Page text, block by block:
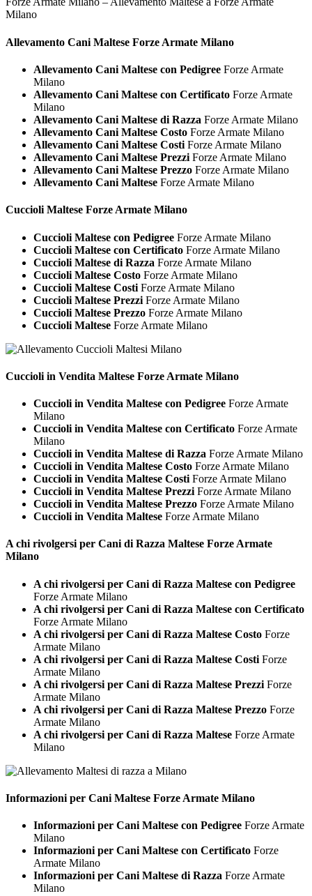
Milano
Allevamento Cani Maltese Forze Armate Milano
Allevamento Cani Maltese con Pedigree Forze Armate
Milano
Allevamento Cani Maltese con Certificato Forze Armate
Milano
Allevamento Cani Maltese di Razza Forze Armate Milano
Allevamento Cani Maltese Costo Forze Armate Milano
Allevamento Cani Maltese Costi Forze Armate Milano
Allevamento Cani Maltese Prezzi Forze Armate Milano
Allevamento Cani Maltese Prezzo Forze Armate Milano
Allevamento Cani Maltese Forze Armate Milano
Cuccioli Maltese Forze Armate Milano
Cuccioli Maltese con Pedigree Forze Armate Milano
Cuccioli Maltese con Certificato Forze Armate Milano
Cuccioli Maltese di Razza Forze Armate Milano
Cuccioli Maltese Costo Forze Armate Milano
Cuccioli Maltese Costi Forze Armate Milano
Cuccioli Maltese Prezzi Forze Armate Milano
Cuccioli Maltese Prezzo Forze Armate Milano
Cuccioli Maltese Forze Armate Milano
Cuccioli in Vendita Maltese Forze Armate Milano
Cuccioli in Vendita Maltese con Pedigree Forze Armate
Milano
Cuccioli in Vendita Maltese con Certificato Forze Armate
Milano
Cuccioli in Vendita Maltese di Razza Forze Armate Milano
Cuccioli in Vendita Maltese Costo Forze Armate Milano
Cuccioli in Vendita Maltese Costi Forze Armate Milano
Cuccioli in Vendita Maltese Prezzi Forze Armate Milano
Cuccioli in Vendita Maltese Prezzo Forze Armate Milano
Cuccioli in Vendita Maltese Forze Armate Milano
A chi rivolgersi per Cani di Razza Maltese Forze Armate
Milano
A chi rivolgersi per Cani di Razza Maltese con Pedigree
Forze Armate Milano
A chi rivolgersi per Cani di Razza Maltese con Certificato
Forze Armate Milano
A chi rivolgersi per Cani di Razza Maltese Costo Forze
Armate Milano
A chi rivolgersi per Cani di Razza Maltese Costi Forze
Armate Milano
A chi rivolgersi per Cani di Razza Maltese Prezzi Forze
Armate Milano
A chi rivolgersi per Cani di Razza Maltese Prezzo Forze
Armate Milano
A chi rivolgersi per Cani di Razza Maltese Forze Armate
Milano
Informazioni per Cani Maltese Forze Armate Milano
Informazioni per Cani Maltese con Pedigree Forze Armate
Milano
Informazioni per Cani Maltese con Certificato Forze
Armate Milano
Informazioni per Cani Maltese di Razza Forze Armate
Milano